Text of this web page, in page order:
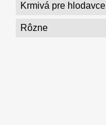
Krmivá pre hlodavce
Rôzne